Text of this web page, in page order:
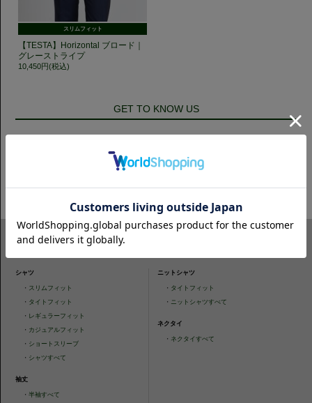
スリムフィット
【TESTA】Horizontal ブロード｜
グレーストライプ
10,450円(税込)
GET TO KNOW US
シャツ
・ スリムフィット
・ タイトフィット
・ レギュラーフィット
・ カジュアルフィット
・ ショートスリーブ
・ シャツすべて
袖丈
・半袖すべて
ニットシャツ
・ タイトフィット
・ ニットシャツすべて
ネクタイ
・ ネクタイすべて